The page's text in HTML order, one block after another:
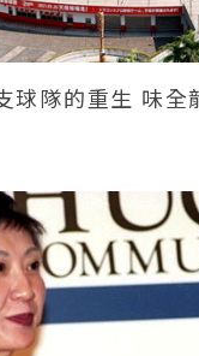
球隊的重生 味全